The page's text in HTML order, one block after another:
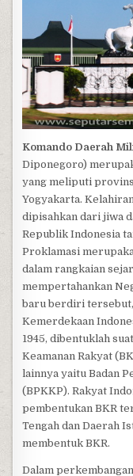
Komando Daerah
Diponegoro)
yang meliputi
Yogyakarta.
dipisahkan dari jiwa
Republik Indonesia
Proklamasi
dalam rangkaian
mempertahankan
baru berdiri tersebut,
Kemerdekaan
1945, dibentuklah
Keamanan Rakyat
lainnya yaitu Badan
(BPKKP). Rakyat
pembentukan BKR
Tengah dan Daerah
membentuk BKR.
Dalam